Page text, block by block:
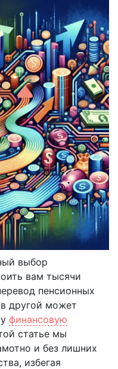
выбор
вам тысячи
пенсионных
другой может
финансовую
статье мы
и без лишних
избегая